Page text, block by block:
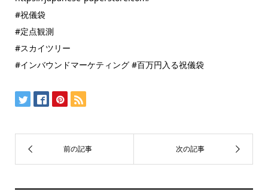
#祝儀袋
#定点観測
#スカイツリー
#インバウンドマーケティング #百万円入る祝儀袋